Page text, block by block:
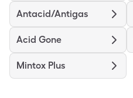
Antacid/Antigas
Acid Gone
Mintox Plus